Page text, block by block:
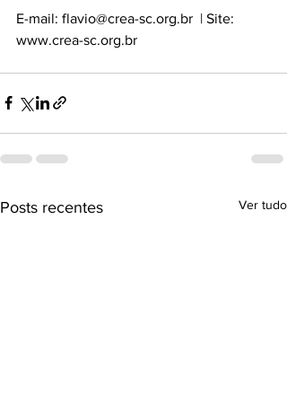
E-mail: flavio@crea-sc.org.br
  | Site:
www.crea-sc.org.br
Posts recentes Ver tudo